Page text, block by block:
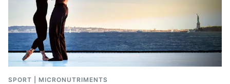
SPORT | MICRONUTRIMENTS